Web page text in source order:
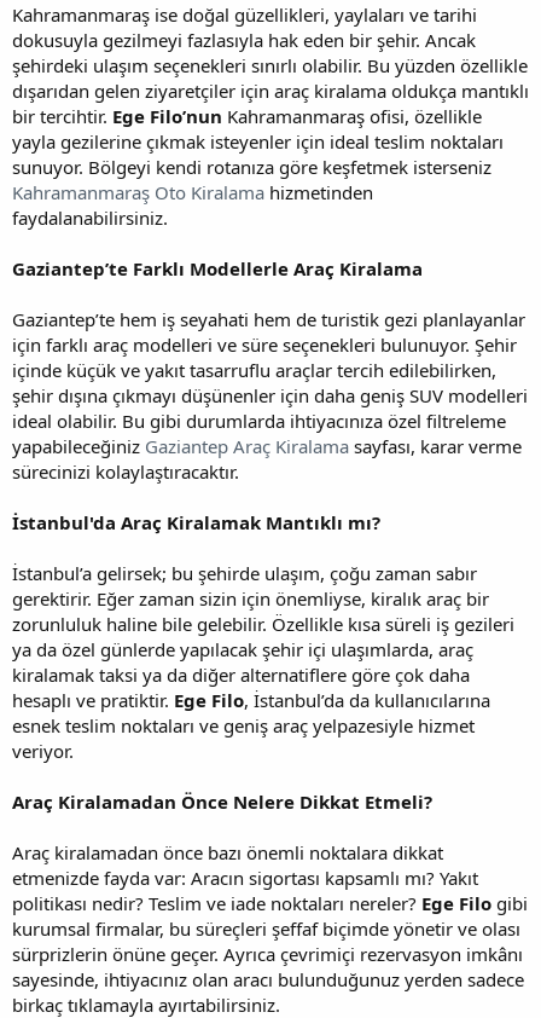
Kahramanmaraş ise doğal güzellikleri, yaylaları ve tarihi
dokusuyla gezilmeyi fazlasıyla hak eden bir şehir. Ancak
şehirdeki ulaşım seçenekleri sınırlı olabilir. Bu yüzden özellikle
dışarıdan gelen ziyaretçiler için araç kiralama oldukça mantıklı
bir tercihtir. Ege Filo’nun Kahramanmaraş ofisi, özellikle
yayla gezilerine çıkmak isteyenler için ideal teslim noktaları
sunuyor. Bölgeyi kendi rotanıza göre keşfetmek isterseniz
Kahramanmaraş Oto Kiralama hizmetinden
faydalanabilirsiniz.
Gaziantep’te Farklı Modellerle Araç Kiralama
Gaziantep’te hem iş seyahati hem de turistik gezi planlayanlar
için farklı araç modelleri ve süre seçenekleri bulunuyor. Şehir
içinde küçük ve yakıt tasarruflu araçlar tercih edilebilirken,
şehir dışına çıkmayı düşünenler için daha geniş SUV modelleri
ideal olabilir. Bu gibi durumlarda ihtiyacınıza özel filtreleme
yapabileceğiniz Gaziantep Araç Kiralama sayfası, karar verme
sürecinizi kolaylaştıracaktır.
İstanbul'da Araç Kiralamak Mantıklı mı?
İstanbul’a gelirsek; bu şehirde ulaşım, çoğu zaman sabır
gerektirir. Eğer zaman sizin için önemliyse, kiralık araç bir
zorunluluk haline bile gelebilir. Özellikle kısa süreli iş gezileri
ya da özel günlerde yapılacak şehir içi ulaşımlarda, araç
kiralamak taksi ya da diğer alternatiflere göre çok daha
hesaplı ve pratiktir. Ege Filo, İstanbul’da da kullanıcılarına
esnek teslim noktaları ve geniş araç yelpazesiyle hizmet
veriyor.
Araç Kiralamadan Önce Nelere Dikkat Etmeli?
Araç kiralamadan önce bazı önemli noktalara dikkat
etmenizde fayda var: Aracın sigortası kapsamlı mı? Yakıt
politikası nedir? Teslim ve iade noktaları nereler? Ege Filo gibi
kurumsal firmalar, bu süreçleri şeffaf biçimde yönetir ve olası
sürprizlerin önüne geçer. Ayrıca çevrimiçi rezervasyon imkânı
sayesinde, ihtiyacınız olan aracı bulunduğunuz yerden sadece
birkaç tıklamayla ayırtabilirsiniz.